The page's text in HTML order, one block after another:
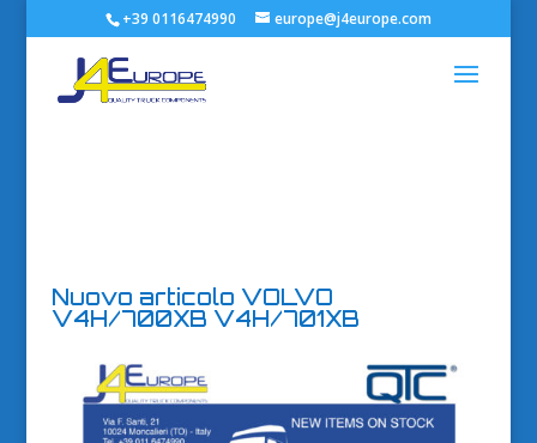
+39 0116474990 europe@j4europe.com
Nuovo articolo VOLVO
V4H/700XB V4H/701XB